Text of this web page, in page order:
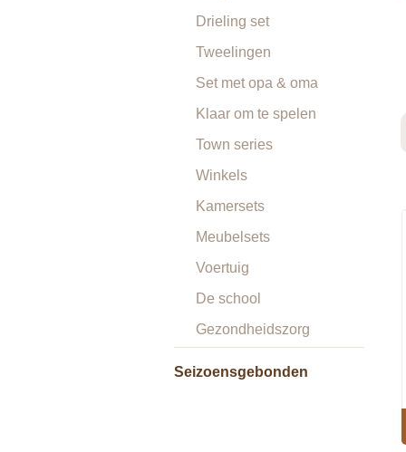
Drieling set
Tweelingen
Set met opa & oma
Klaar om te spelen
Town series
Winkels
Kamersets
Meubelsets
Voertuig
De school
Gezondheidszorg
Seizoensgebonden